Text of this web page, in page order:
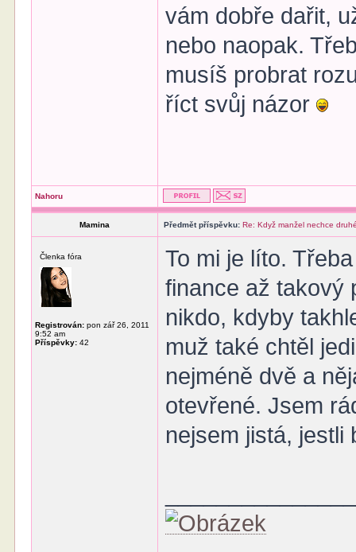
vám dobře dařit,
nebo naopak.
musíš probrat
říct svůj názor
Nahoru
Mamina Předmět příspěvku: Re: Když manžel nechce
Členka fóra
Registrován: pon zář 26, 2011
9:52 am
Příspěvky: 42
To mi je líto.
finance až takový
nikdo, kdyby
muž také chtěl
nejméně dvě a
otevřené. Jsem
nejsem jistá, jestli